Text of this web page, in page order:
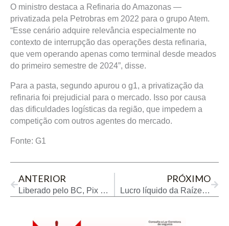
O ministro destaca a Refinaria do Amazonas —
privatizada pela Petrobras em 2022 para o grupo Atem.
“Esse cenário adquire relevância especialmente no
contexto de interrupção das operações desta refinaria,
que vem operando apenas como terminal desde meados
do primeiro semestre de 2024”, disse.
Para a pasta, segundo apurou o g1, a privatização da
refinaria foi prejudicial para o mercado. Isso por causa
das dificuldades logísticas da região, que impedem a
competição com outros agentes do mercado.
Fonte: G1
ANTERIOR
Liberado pelo BC, Pix por aproximação deve concorrer com cartões de crédito
PRÓXIMO
Lucro líquido da Raízen sobe 58,8% no 1° trimestre do ano-safra 2024/25